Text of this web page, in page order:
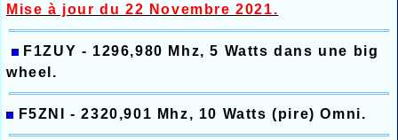
Mise à jour du 22 Novembre 2021.
F1ZUY - 1296,980 Mhz, 5 Watts dans une big
wheel.
F5ZNI - 2320,901 Mhz, 10 Watts (pire) Omni.